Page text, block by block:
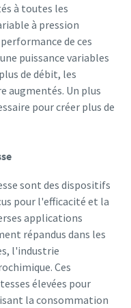
à toutes les
à pression
de ces
puissance variables
de débit, les
augmentés. Un plus
pour créer plus de
sont des dispositifs
pour l'efficacité et la
applications
répandus dans les
l'industrie
Ces
élevées pour
la consommation